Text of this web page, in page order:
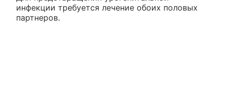
инфекции требуется лечение обоих половых
партнеров.